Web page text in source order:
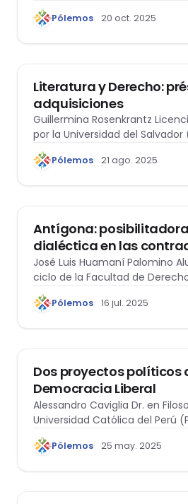
Pólemos 20 oct. 2025
Literatura y Derecho:
adquisiciones
Guillermina Rosenkrantz
por la Universidad del Salvador
grado…
Pólemos 21 ago. 2025
Antígona:
dialéctica en las
sistemáticas del
José Luis Huamaní Palomino
ciclo de la Facultad de
Pólemos 16 jul. 2025
Dos proyectos políticos
Democracia Liberal
Alessandro Caviglia Dr. en
Universidad Católica del Perú
Pólemos 25 may. 2025